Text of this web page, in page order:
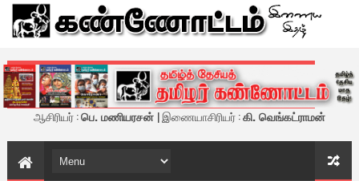
கண்ணோட்டம் - இணைய இதழ்
ஆசிரியர் :பெ. மணியரசன் | இணையாசிரியர் :கி. வெங்கட்ராமன்